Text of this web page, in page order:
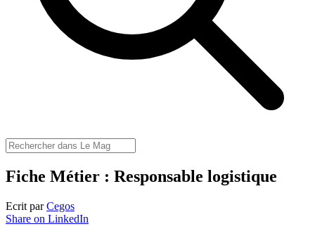
Fiche Métier : Responsable logistique
Ecrit parCegos
Share on LinkedIn